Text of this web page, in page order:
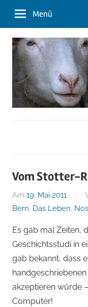
Inhalt
Menü
der
Blog
von
Andi
Jacomet
klein-
Vom Stotter-
Am 19. Mai 2011
Bern, Das Leben,
Es gab mal Zeiten,
Geschichtsstudi in
gab bekannt, dass
akzeptieren würde
Computer!